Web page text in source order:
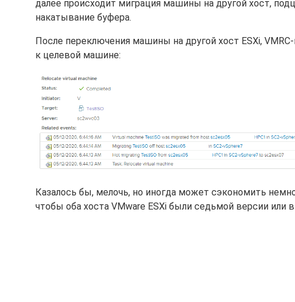
далее происходит миграция машины на другой хост,
накатывание буфера.
После переключения машины на другой хост ESXi,
к целевой машине:
Казалось бы, мелочь, но иногда может сэкономить
чтобы оба хоста VMware ESXi были седьмой версии или